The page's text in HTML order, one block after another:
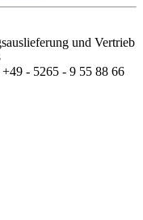
und Vertrieb
- 5265 - 9 55 88 66